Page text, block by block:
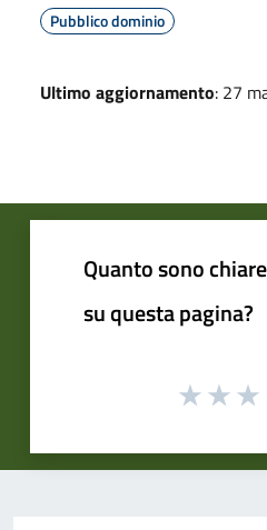
Pubblico dominio
Ultimo aggiornamento: 27
Quanto sono
su questa pagina?